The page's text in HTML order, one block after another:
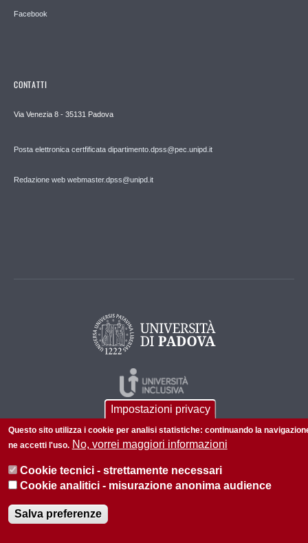
Facebook
CONTATTI
Via Venezia 8 - 35131 Padova
Posta elettronica certfificata dipartimento.dpss@pec.unipd.it
Redazione web webmaster.dpss@unipd.it
© 2026 Università di Padova - Tutti i diritti riservati
P.I. 00742430283 C.F. 80006480281
Impostazioni privacy
Questo sito utilizza i cookie per analisi statistiche: continuando la
ne accetti l'uso. No, vorrei maggiori informazioni
Cookie tecnici - strettamente necessari
Cookie analitici - misurazione anonima audience
Salva preferenze